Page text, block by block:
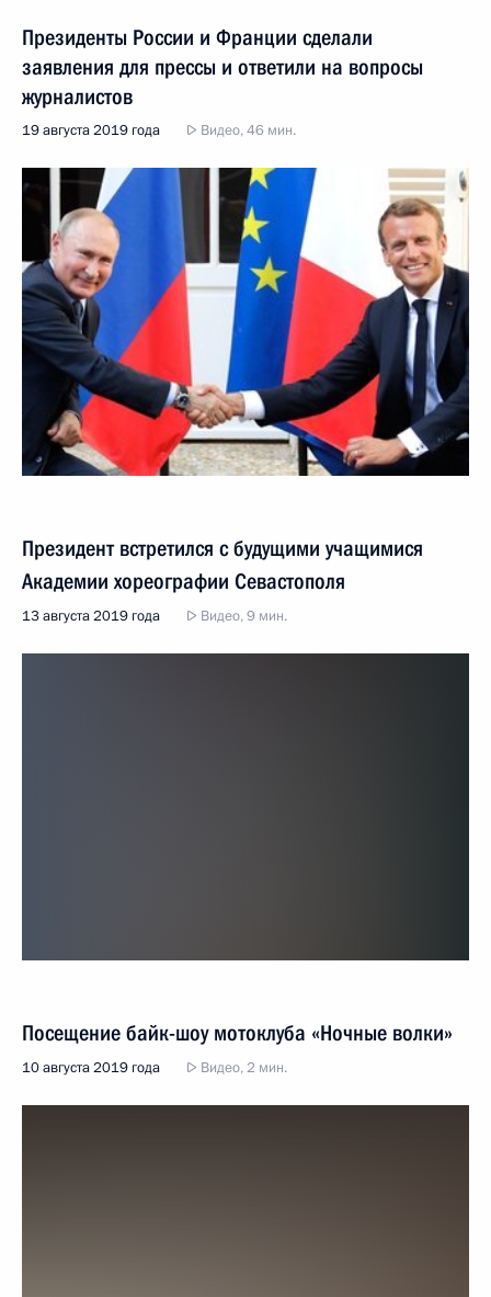
Президенты России и Франции сделали
заявления для прессы и ответили на вопросы
журналистов
19 августа 2019 года Видео, 46 мин.
Президент встретился с будущими учащимися
Академии хореографии Севастополя
13 августа 2019 года Видео, 9 мин.
Посещение байк-шоу мотоклуба «Ночные волки»
10 августа 2019 года Видео, 2 мин.